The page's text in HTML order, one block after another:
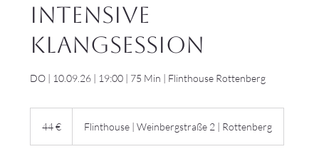
Intensive
Klangsession
DO | 10.09.26 | 19:00 | 75 Min | Flinthouse Rottenberg
44 € Flinthouse | Weinbergstraße 2 | Rottenberg